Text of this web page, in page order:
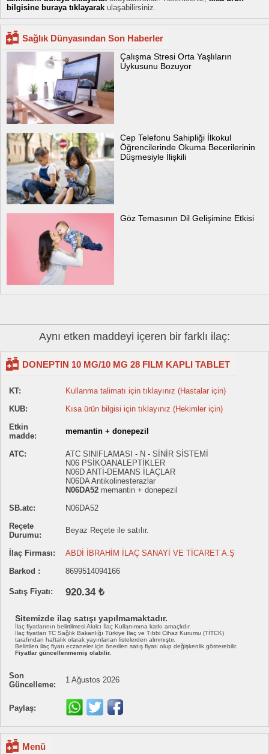
bilgisine buraya tıklayarak ulaşabilirsiniz.
Sağlık Dünyasından Son Haberler
Çalışma Stresi Orta Yaşlıların
Uykusunu Bozuyor
Cep Telefonu Sahipliği İlkokul
Öğrencilerinde Okuma Becerilerinin
Düşmesiyle İlişkili
Göz Temasının Dil Gelişimine Etkisi
Aynı etken maddeyi içeren bir farklı ilaç:
DONEPTIN 10 MG/10 MG 28 FILM KAPLI TABLET
KT:
Kullanma talimatı için tıklayınız (Hastalar için)
KUB:
Kısa ürün bilgisi için tıklayınız (Hekimler için)
Etkin
madde:
memantin + donepezil
ATC:
ATC SINIFLAMASI - N - SİNİR SİSTEMİ
N06 PSİKOANALEPTİKLER
N06D ANTİ-DEMANS İLAÇLAR
N06DA Antikolinesterazlar
N06DA52 memantin + donepezil
SB.atc:
N06DA52
Reçete
Durumu:
Beyaz Reçete ile satılır.
İlaç Firması:
ABDİ İBRAHİM İLAÇ SANAYİ VE TİCARET A.Ş
Barkod :
8699514094166
Satış Fiyatı: 920.34 ₺
Sitemizde ilaç satışı yapılmamaktadır.
İlaç fiyatlarının belirtilmesi Akılcı İlaç Kullanımına katkı amaçlıdır.
İlaç fiyatları TC Sağlık Bakanlığı Türkiye İlaç ve Tıbbi Cihaz Kurumu (TİTCK)
tarafından haftalık olarak yayınlanan listelerden alınmıştır.
Belirtilen ilaç fiyatı eczaneler için önerilen satış fiyatı olup değişkenlik gösterebilir.
Fiyatlar güncellenmemiş olabilir.
Son
Güncelleme:
1 Ağustos 2026
Paylaş:
Menü